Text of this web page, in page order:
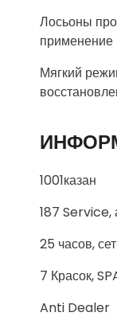
Лосьоны
применение
Мягкий
1001казан
187 Service,
25 часов,
7 Красок,
Anti Dealer